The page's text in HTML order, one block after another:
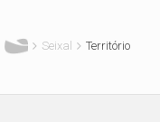
Seixal Território